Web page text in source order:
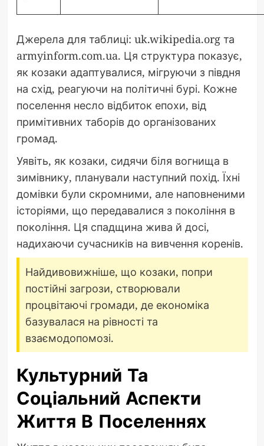
Джерела для таблиці: uk.wikipedia.org та
armyinform.com.ua. Ця структура показує,
як козаки адаптувалися, мігруючи з півдня
на схід, реагуючи на політичні бурі. Кожне
поселення несло відбиток епохи, від
примітивних таборів до організованих
громад.
Уявіть, як козаки, сидячи біля вогнища в
зимівнику, планували наступний похід. Їхні
домівки були скромними, але наповненими
історіями, що передавалися з покоління в
покоління. Ця спадщина жива й досі,
надихаючи сучасників на вивчення коренів.
Найдивовижніше, що козаки, попри
постійні загрози, створювали
процвітаючі громади, де економіка
базувалася на рівності та
взаємодопомозі.
Культурний Та
Соціальний Аспекти
Життя В Поселеннях